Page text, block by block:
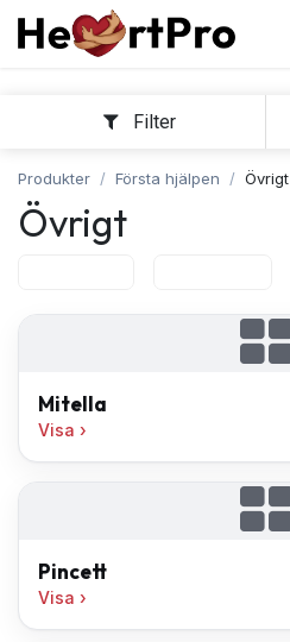
Hoppa till innehållet
Filter
Produkter Första hjälpen Övrigt
Övrigt
Mitella
Visa
Pincett
Visa